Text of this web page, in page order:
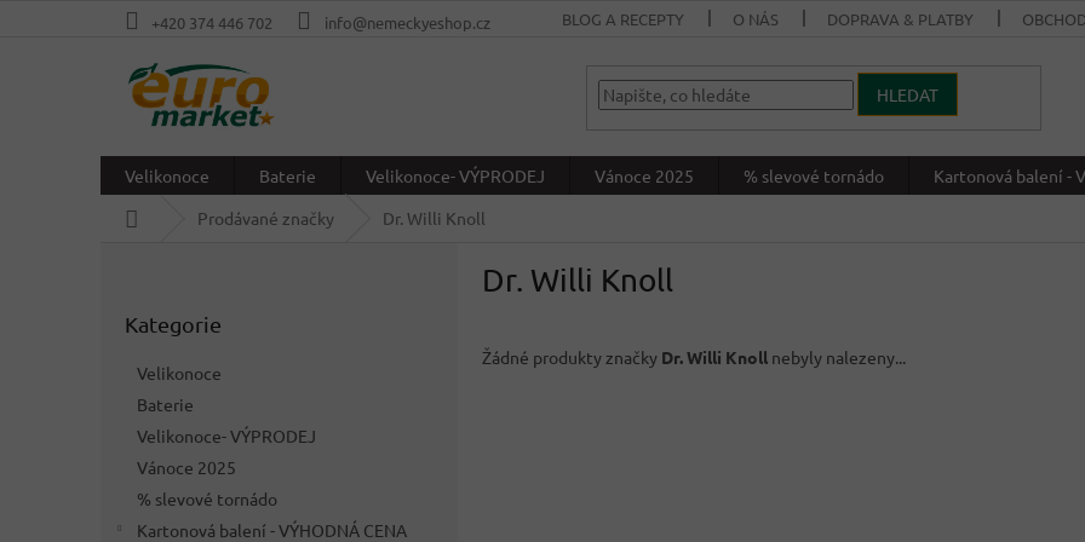
+420 374 446 702 info@nemeckyeshop.cz BLOG A RECEPTY O NÁS DOPRAVA & PLATBY
HLEDAT
Velikonoce Baterie Velikonoce- VÝPRODEJ Vánoce 2025 % slevové tornádo Kartonová balení -
Prodávané značky Dr. Willi Knoll
kategorie
Kategorie
Velikonoce
Baterie
Velikonoce- VÝPRODEJ
Vánoce 2025
% slevové tornádo
Kartonová balení - VÝHODNÁ CENA
Dr. Willi Knoll
Žádné produkty značky Dr. Willi Knoll nebyly nalezeny...